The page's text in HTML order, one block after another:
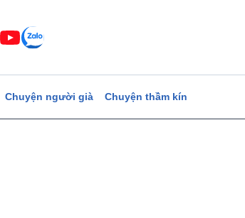
Chuyện người già Chuyện thầm kín